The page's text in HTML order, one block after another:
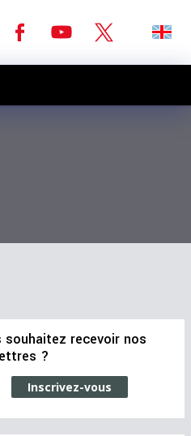
souhaitez recevoir nos
?
Inscrivez-vous